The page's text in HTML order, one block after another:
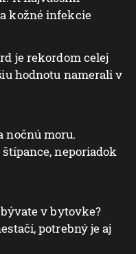
kožné infekcie
je rekordom celej
hodnotu namerali v
nočnú moru.
neporiadok
v bytovke?
potrebný je aj